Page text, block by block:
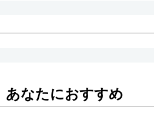
あなたにおすすめ